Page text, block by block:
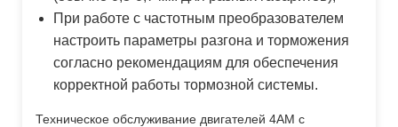
При работе с частотным преобразователем
настроить параметры разгона и торможения
согласно рекомендациям для обеспечения
корректной работы тормозной системы.
Техническое обслуживание двигателей 4АМ с